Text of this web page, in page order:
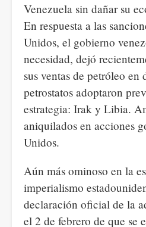
Venezuela sin dañar su
En respuesta a las
Unidos, el gobierno
necesidad, dejó
sus ventas de petróleo en
petrostatos adoptaron
estrategia: Irak y Libia.
aniquilados en acciones
Unidos.
Aún más ominoso en la
imperialismo
declaración oficial de la
el 2 de febrero de que se